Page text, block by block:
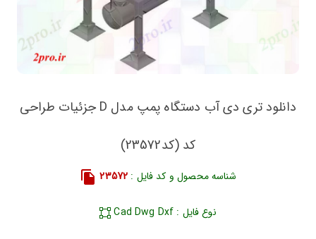
دانلود تری دی آب دستگاه پمپ مدل D جزئیات طراحی
کد (کد23572)
شناسه محصول و کد فایل : 23572
نوع فایل : Cad Dwg Dxf